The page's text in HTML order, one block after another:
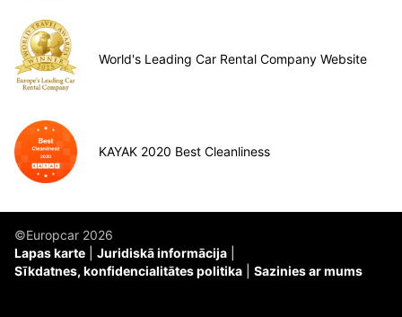
World's Leading Car Rental Company Website
KAYAK 2020 Best Cleanliness
©Europcar 2026
Lapas karte
Juridiskā informācija
Sīkdatnes, konfidencialitātes politika
Sazinies ar mums